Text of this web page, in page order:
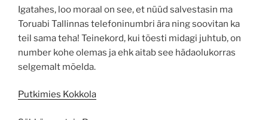
Igatahes, loo moraal on see, et nüüd salvestasin ma
Toruabi Tallinnas telefoninumbri ära ning soovitan ka
teil sama teha! Teinekord, kui tõesti midagi juhtub, on
number kohe olemas ja ehk aitab see hädaolukorras
selgemalt mõelda.
Putkimies Kokkola